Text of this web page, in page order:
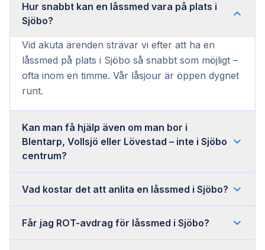
Hur snabbt kan en låssmed vara på plats i
Sjöbo?
Vid akuta ärenden strävar vi efter att ha en
låssmed på plats i Sjöbo så snabbt som möjligt –
ofta inom en timme. Vår låsjour är öppen dygnet
runt.
Kan man få hjälp även om man bor i
Blentarp, Vollsjö eller Lövestad – inte i Sjöbo
centrum?
Vad kostar det att anlita en låssmed i Sjöbo?
Får jag ROT-avdrag för låssmed i Sjöbo?